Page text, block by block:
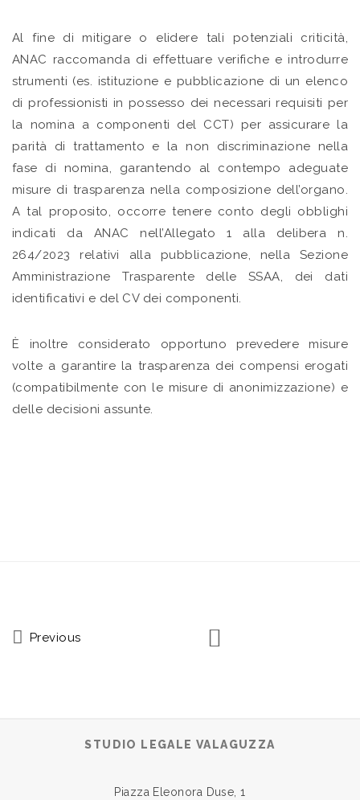
Al fine di mitigare o elidere tali potenziali criticità,
ANAC raccomanda di effettuare verifiche e introdurre
strumenti (es. istituzione e pubblicazione di un elenco
di professionisti in possesso dei necessari requisiti per
la nomina a componenti del CCT) per assicurare la
parità di trattamento e la non discriminazione nella
fase di nomina, garantendo al contempo adeguate
misure di trasparenza nella composizione dell’organo.
A tal proposito, occorre tenere conto degli obblighi
indicati da ANAC nell’Allegato 1 alla delibera n.
264/2023 relativi alla pubblicazione, nella Sezione
Amministrazione Trasparente delle SSAA, dei dati
identificativi e del CV dei componenti.
È inoltre considerato opportuno prevedere misure
volte a garantire la trasparenza dei compensi erogati
(compatibilmente con le misure di anonimizzazione) e
delle decisioni assunte.
Previous
STUDIO LEGALE VALAGUZZA
Piazza Eleonora Duse, 1